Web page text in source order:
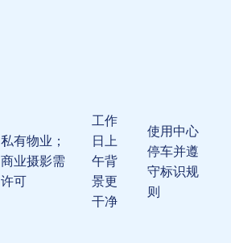
私有物业；
商业摄影需
许可
工作
日上
午背
景更
干净
使用中心
停车并遵
守标识规
则